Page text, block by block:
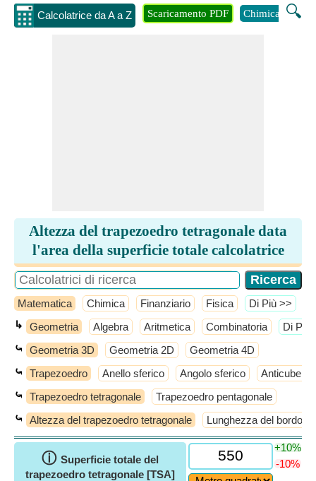
Calcolatrice da A a Z 🔍
Scaricamento PDF Chimica
Altezza del trapezoedro tetragonale data
l'area della superficie totale calcolatrice
Matematica Chimica Finanziario Fisica ​Di Più >>
↳ Geometria Algebra Aritmetica Combinatoria ​Di Più
⤿ Geometria 3D Geometria 2D Geometria 4D
⤿ Trapezoedro Anello sferico Angolo sferico Anticube
⤿ Trapezoedro tetragonale Trapezoedro pentagonale
⤿ Altezza del trapezoedro tetragonale Lunghezza del bordo
ⓘ Superficie totale del
trapezoedro tetragonale [TSA]
+10%
-10%